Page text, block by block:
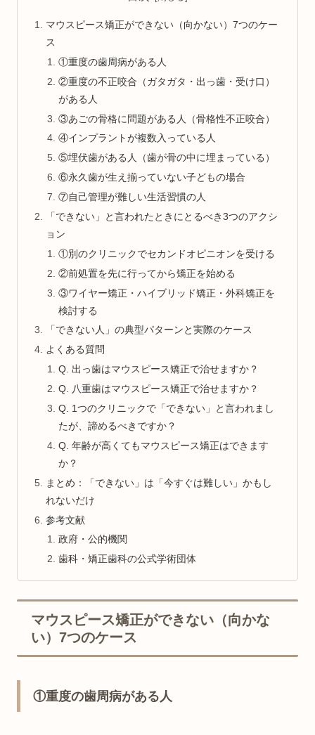
マウスピース矯正ができない（向かない）7つのケー
ス
①重度の歯周病がある人
②重度の不正咬合（ガタガタ・出っ歯・受け口）
がある人
③あごの骨格に問題がある人（骨格性不正咬合）
④インプラントが複数入っている人
⑤埋伏歯がある人（歯が骨の中に埋まっている）
⑥永久歯が生え揃っていない子どもの場合
⑦自己管理が難しい生活習慣の人
「できない」と言われたときにとるべき3つのアクシ
ョン
①別のクリニックでセカンドオピニオンを受ける
②前処置を先に行ってから矯正を始める
③ワイヤー矯正・ハイブリッド矯正・外科矯正を
検討する
「できない人」の典型パターンと実際のケース
よくある質問
Q. 出っ歯はマウスピース矯正で治せますか？
Q. 八重歯はマウスピース矯正で治せますか？
Q. 1つのクリニックで「できない」と言われまし
たが、諦めるべきですか？
Q. 年齢が高くてもマウスピース矯正はできます
か？
まとめ：「できない」は「今すぐは難しい」かもし
れないだけ
参考文献
政府・公的機関
歯科・矯正歯科の公式学術団体
マウスピース矯正ができない（向かな
い）7つのケース
①重度の歯周病がある人